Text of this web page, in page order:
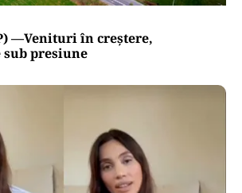
—Venituri în creștere,
presiune